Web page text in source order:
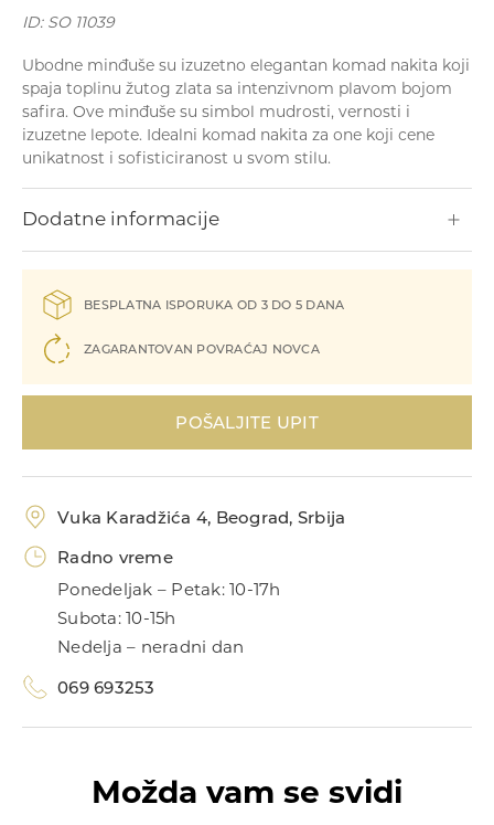
Ogrlice
Narukvice
Prstenje
BESPLATNA ISPORUKA OD 3 DO 5 DANA
ZAGARANTOVAN POVRAĆAJ NOVCA
Ubodne minđuše su izuzetno elegantan komad nakita koji
spaja toplinu žutog zlata sa intenzivnom plavom bojom
safira. Ove minđuše su simbol mudrosti, vernosti i
izuzetne lepote. Idealni komad nakita za one koji cene
unikatnost i sofisticiranost u svom stilu.
Dodatne informacije
ID: SO 11039
POŠALJITE UPIT
Vuka Karadžića 4, Beograd, Srbija
Radno vreme
Ponedeljak – Petak: 10-17h
Subota: 10-15h
Nedelja – neradni dan
069 693253
Možda vam se svidi